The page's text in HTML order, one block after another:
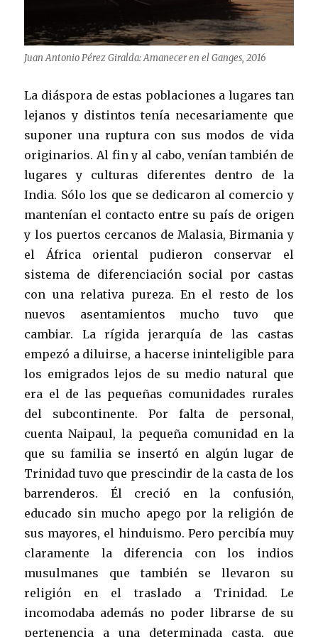
Juan Antonio Pérez Giralda: Amanecer en el Ganges, 2016
La diáspora de estas poblaciones a lugares tan
lejanos y distintos tenía necesariamente que
suponer una ruptura con sus modos de vida
originarios. Al fin y al cabo, venían también de
lugares y culturas diferentes dentro de la
India. Sólo los que se dedicaron al comercio y
mantenían el contacto entre su país de origen
y los puertos cercanos de Malasia, Birmania y
el África oriental pudieron conservar el
sistema de diferenciación social por castas
con una relativa pureza. En el resto de los
nuevos asentamientos mucho tuvo que
cambiar. La rígida jerarquía de las castas
empezó a diluirse, a hacerse ininteligible para
los emigrados lejos de su medio natural que
era el de las pequeñas comunidades rurales
del subcontinente. Por falta de personal,
cuenta Naipaul, la pequeña comunidad en la
que su familia se insertó en algún lugar de
Trinidad tuvo que prescindir de la casta de los
barrenderos. Él creció en la confusión,
educado sin mucho apego por la religión de
sus mayores, el hinduismo. Pero percibía muy
claramente la diferencia con los indios
musulmanes que también se llevaron su
religión en el traslado a Trinidad. Le
incomodaba además no poder librarse de su
pertenencia a una determinada casta, que